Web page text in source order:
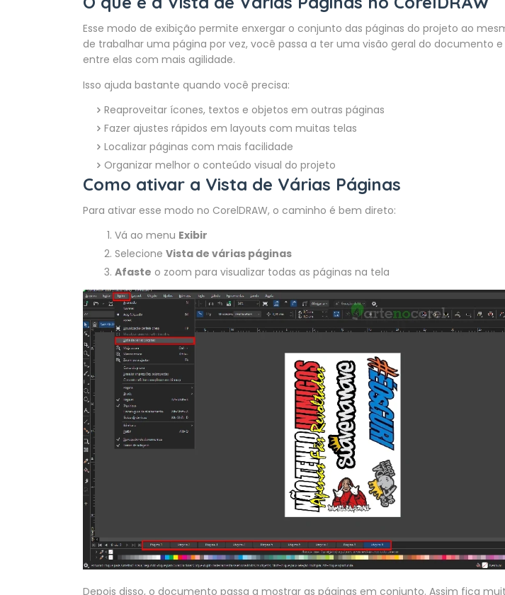
Esse modo de exibição permite enxergar o conjunto das páginas do projeto ao
de trabalhar uma página por vez, você passa a ter uma visão geral do documento
entre elas com mais agilidade.
Isso ajuda bastante quando você precisa:
Reaproveitar ícones, textos e objetos em outras páginas
Fazer ajustes rápidos em layouts com muitas telas
Localizar páginas com mais facilidade
Organizar melhor o conteúdo visual do projeto
Como ativar a Vista de Várias Páginas
Para ativar esse modo no CorelDRAW, o caminho é bem direto:
Vá ao menu Exibir
Selecione Vista de várias páginas
Afaste o zoom para visualizar todas as páginas na tela
Depois disso, o documento passa a mostrar as páginas em conjunto. Assim fica